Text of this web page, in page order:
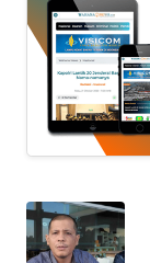
NUSANTARA
KHAS
SERBA-
SERBI
HUKRIM